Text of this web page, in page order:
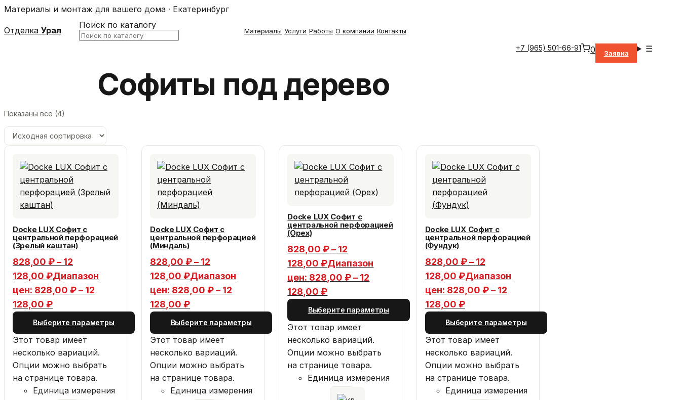
Материалы и монтаж для вашего дома · Екатеринбург
Отделка Урал
Поиск по каталогу
Материалы Услуги Работы О компании Контакты
+7 (965) 501-66-91 0 Заявка ☰
Софиты под дерево
Показаны все (4)
Docke LUX Софит с
центральной перфорацией
(Зрелый каштан)
828,00 ₽– 12
128,00 ₽Диапазон
цен: 828,00 ₽ – 12
128,00 ₽
Выберите параметры
Этот товар имеет
несколько вариаций.
Опции можно выбрать
на странице товара.
Единица измерения
Docke LUX Софит с
центральной перфорацией
(Миндаль)
828,00₽– 12
128,00₽Диапазон
цен: 828,00 ₽ – 12
128,00 ₽
Выберите параметры
Этот товар имеет
несколько вариаций.
Опции можно выбрать
на странице товара.
Единица измерения
Docke LUX Софит с
центральной перфорацией
(Орех)
828,00₽ – 12
128,00₽Диапазон
цен: 828,00 ₽ – 12
128,00 ₽
Выберите параметры
Этот товар имеет
несколько вариаций.
Опции можно выбрать
на странице товара.
Единица измерения
Docke LUX Софит с
центральной перфорацией
(Фундук)
828,00 ₽ – 12
128,00 ₽Диапазон
цен: 828,00 ₽ – 12
128,00 ₽
Выберите параметры
Этот товар имеет
несколько вариаций.
Опции можно выбрать
на странице товара.
Единица измерения